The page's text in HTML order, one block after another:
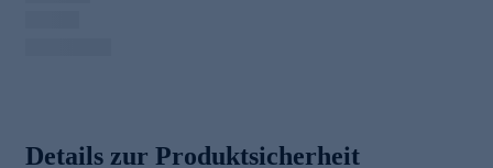
Details zur Produktsicherheit